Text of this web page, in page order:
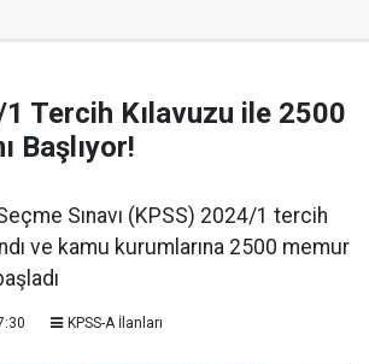
Tercih Kılavuzu ile 2500
Başlıyor!
Sınavı (KPSS) 2024/1 tercih
ve kamu kurumlarına 2500 memur
KPSS-A İlanları